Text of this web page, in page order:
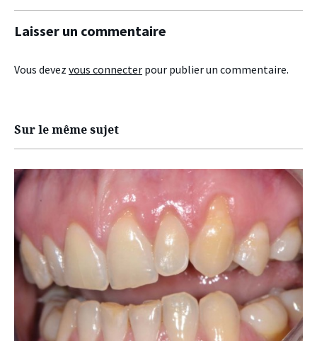
Laisser un commentaire
Vous devez vous connecter pour publier un commentaire.
Sur le même sujet